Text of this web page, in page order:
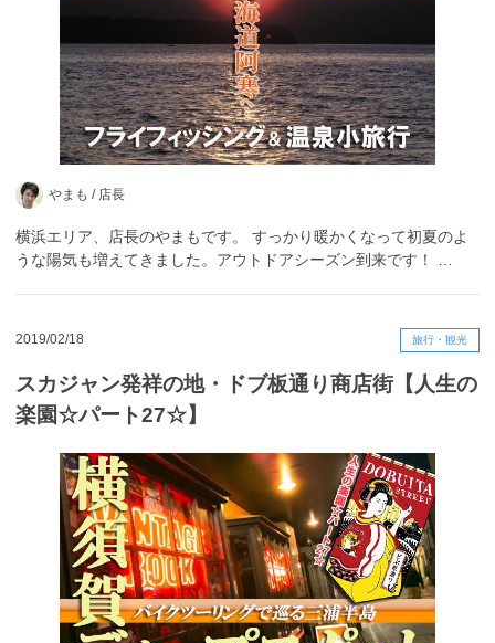
やまも / 店長
横浜エリア、店長のやまもです。 すっかり暖かくなって初夏のよ
うな陽気も増えてきました。アウトドアシーズン到来です！ …
2019/02/18 旅行・観光
スカジャン発祥の地・ドブ板通り商店街【人生の
楽園☆パート27☆】